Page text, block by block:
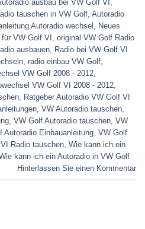
ausbau bei VW Golf VI
tauschen in VW Golf Autoradio
Autoradio wechsel
Neues
VW Golf VI
original VW Golf Radio
ausbauen
Radio bei VW Golf VI
radio einbau VW Golf
VW Golf 2008 - 2012
VW Golf VI 2008 - 2012
Ratgeber Autoradio VW Golf VI
VW Autoradio tauschen
VW Golf Autoradio tauschen VW
Autoradio Einbauanleitung VW Golf
Radio tauschen Wie kann ich ein
kann ich ein Autoradio in VW Golf
Hinterlassen Sie einen Kommentar